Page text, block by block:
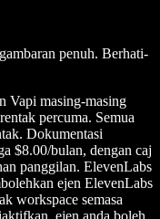
penuh. Berhati-
Vapi masing-masing
percuma. Semua
Dokumentasi
$8.00/bulan, dengan caj
panggilan. ElevenLabs
ejen ElevenLabs
workspace semasa